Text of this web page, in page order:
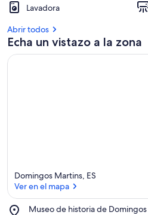
Lavadora
Abrir todos
Echa un vistazo a la zona
Domingos Martins, ES
Ver en el mapa
Museo de historia de
Place,